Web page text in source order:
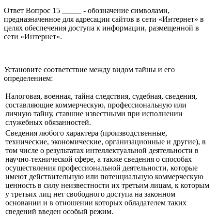
Ответ Вопрос 15 _____ - обозначение символами,
предназначенное для адресации сайтов в сети «Интернет» в
целях обеспечения доступа к информации, размещенной в
сети «Интернет».
Установите соответствие между видом тайны и его
определением:
Налоговая, военная, тайна следствия, судебная, сведения,
составляющие коммерческую, профессиональную или
личную тайну, ставшие известными при исполнении
служебных обязанностей.
Сведения любого характера (производственные,
технические, экономические, организационные и другие), в
том числе о результатах интеллектуальной деятельности в
научно-технической сфере, а также сведения о способах
осуществления профессиональной деятельности, которые
имеют действительную или потенциальную коммерческую
ценность в силу неизвестности их третьим лицам, к которым
у третьих лиц нет свободного доступа на законном
основании и в отношении которых обладателем таких
сведений введен особый режим.